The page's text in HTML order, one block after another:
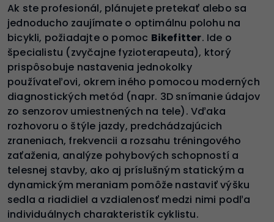
Ak ste profesionál, plánujete pretekať alebo sa
jednoducho zaujímate o optimálnu polohu na
bicykli, požiadajte o pomoc Bikefitter. Ide o
špecialistu (zvyčajne fyzioterapeuta), ktorý
prispôsobuje nastavenia jednokolky
používateľovi, okrem iného pomocou moderných
diagnostických metód (napr. 3D snímanie údajov
zo senzorov umiestnených na tele). Vďaka
rozhovoru o štýle jazdy, predchádzajúcich
zraneniach, frekvencii a rozsahu tréningového
zaťaženia, analýze pohybových schopností a
telesnej stavby, ako aj príslušným statickým a
dynamickým meraniam pomôže nastaviť výšku
sedla a riadidiel a vzdialenosť medzi nimi podľa
individuálnych charakteristík cyklistu.